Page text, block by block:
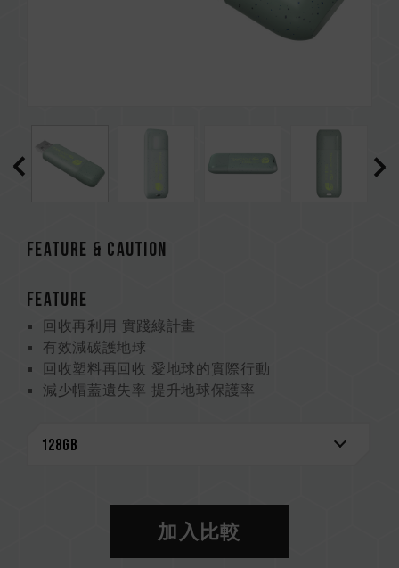
FEATURE & CAUTION
FEATURE
回收再利用 實踐綠計畫
有效減碳護地球
回收塑料再回收 愛地球的實際行動
減少帽蓋遺失率 提升地球保護率
加入比較